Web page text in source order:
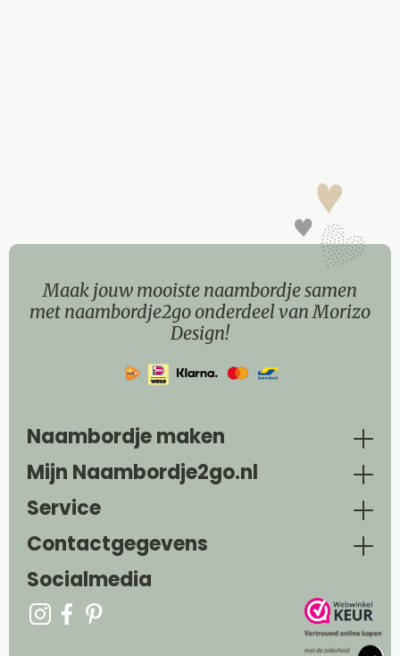
Maak jouw mooiste naambordje samen
met naambordje2go onderdeel van Morizo
Design!
Naambordje maken
Mijn Naambordje2go.nl
Service
Contactgegevens
Socialmedia